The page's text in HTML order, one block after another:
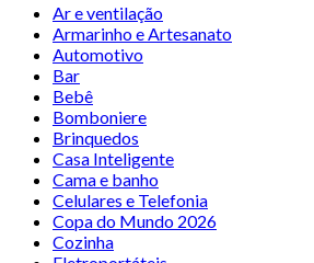
Ar e ventilação
Armarinho e Artesanato
Automotivo
Bar
Bebê
Bomboniere
Brinquedos
Casa Inteligente
Cama e banho
Celulares e Telefonia
Copa do Mundo 2026
Cozinha